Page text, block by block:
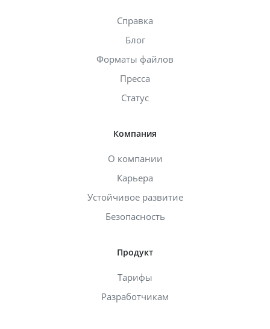
Справка
Блог
Форматы файлов
Пресса
Статус
Компания
О компании
Карьера
Устойчивое развитие
Безопасность
Продукт
Тарифы
Разработчикам